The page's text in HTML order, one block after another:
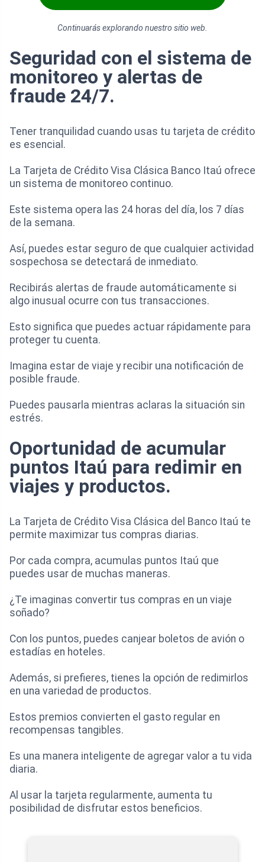
Continuarás explorando nuestro sitio web.
Seguridad con el sistema de
monitoreo y alertas de
fraude 24/7.
Tener tranquilidad cuando usas tu tarjeta de crédito
es esencial.
La Tarjeta de Crédito Visa Clásica Banco Itaú ofrece
un sistema de monitoreo continuo.
Este sistema opera las 24 horas del día, los 7 días
de la semana.
Así, puedes estar seguro de que cualquier actividad
sospechosa se detectará de inmediato.
Recibirás alertas de fraude automáticamente si
algo inusual ocurre con tus transacciones.
Esto significa que puedes actuar rápidamente para
proteger tu cuenta.
Imagina estar de viaje y recibir una notificación de
posible fraude.
Puedes pausarla mientras aclaras la situación sin
estrés.
Oportunidad de acumular
puntos Itaú para redimir en
viajes y productos.
La Tarjeta de Crédito Visa Clásica del Banco Itaú te
permite maximizar tus compras diarias.
Por cada compra, acumulas puntos Itaú que
puedes usar de muchas maneras.
¿Te imaginas convertir tus compras en un viaje
soñado?
Con los puntos, puedes canjear boletos de avión o
estadías en hoteles.
Además, si prefieres, tienes la opción de redimirlos
en una variedad de productos.
Estos premios convierten el gasto regular en
recompensas tangibles.
Es una manera inteligente de agregar valor a tu vida
diaria.
Al usar la tarjeta regularmente, aumenta tu
posibilidad de disfrutar estos beneficios.